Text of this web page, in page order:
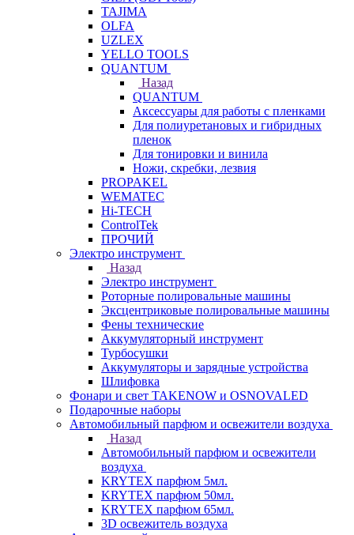
TAJIMA
OLFA
UZLEX
YELLO TOOLS
QUANTUM
Назад
QUANTUM
Аксессуары для работы с пленками
Для полиуретановых и гибридных
пленок
Для тонировки и винила
Ножи, скребки, лезвия
PROPAKEL
WEMATEC
Hi-TECH
ControlTek
ПРОЧИЙ
Электро инструмент
Назад
Электро инструмент
Роторные полировальные машины
Эксцентриковые полировальные машины
Фены технические
Аккумуляторный инструмент
Турбосушки
Аккумуляторы и зарядные устройства
Шлифовка
Фонари и свет TAKENOW и OSNOVALED
Подарочные наборы
Автомобильный парфюм и освежители воздуха
Назад
Автомобильный парфюм и освежители
воздуха
KRYTEX парфюм 5мл.
KRYTEX парфюм 50мл.
KRYTEX парфюм 65мл.
3D освежитель воздуха